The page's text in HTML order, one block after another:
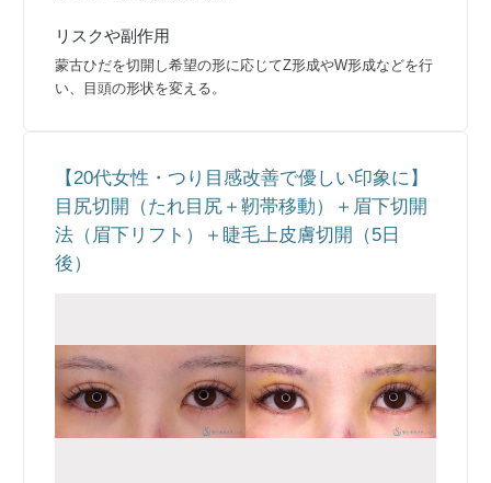
リスクや副作用
蒙古ひだを切開し希望の形に応じてZ形成やW形成などを行
い、目頭の形状を変える。
【20代女性・つり目感改善で優しい印象に】
目尻切開（たれ目尻＋靭帯移動）＋眉下切開
法（眉下リフト）＋睫毛上皮膚切開（5日
後）